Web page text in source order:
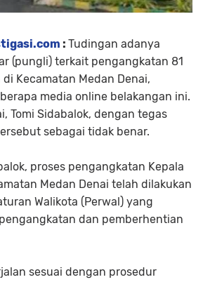
: Tudingan adanya
(pungli) terkait pengangkatan 81
Kecamatan Medan Denai,
media online belakangan ini.
Tomi Sidabalok, dengan tegas
sebagai tidak benar.
proses pengangkatan Kepala
Medan Denai telah dilakukan
Walikota (Perwal) yang
dan pemberhentian
sesuai dengan prosedur